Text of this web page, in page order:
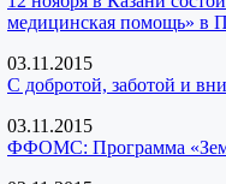
медицинская помощь» в
03.11.2015
С добротой, заботой и
03.11.2015
ФФОМС: Программа